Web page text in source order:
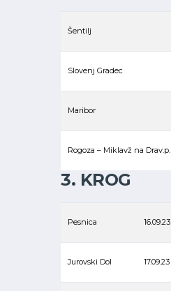
Šentilj
Slovenj Gradec
Maribor
Rogoza – Miklavž na Drav.p.
3. KROG
Pesnica 16.09.23
Jurovski Dol 17.09.23